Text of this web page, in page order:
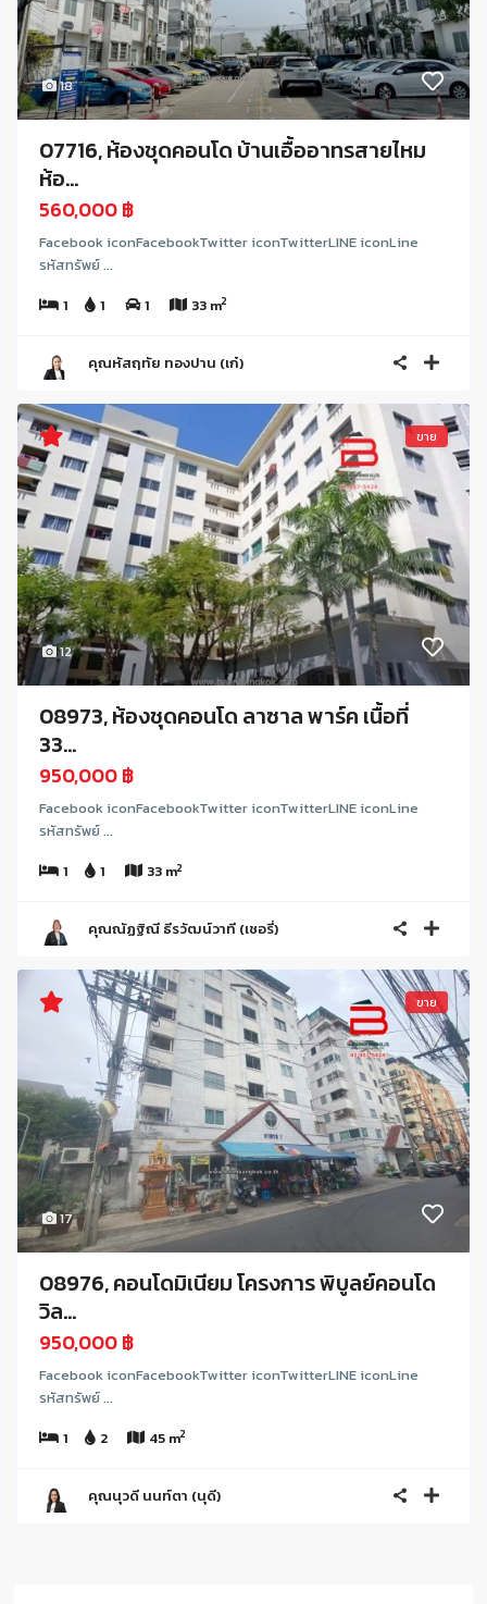
18
07716, ห้องชุดคอนโด บ้านเอื้ออาทรสายไหม
ห้อ...
560,000 ฿
Facebook iconFacebookTwitter iconTwitterLINE iconLine
รหัสทรัพย์ ...
1
1 1 33 m2
คุณหัสฤทัย ทองปาน (เก๋)
12
ขาย
08973, ห้องชุดคอนโด ลาซาล พาร์ค เนื้อที่
33...
950,000 ฿
Facebook iconFacebookTwitter iconTwitterLINE iconLine
รหัสทรัพย์ ...
1
1 33 m2
คุณณัฏฐิณี ธีรวัฒน์วาที (เชอรี่)
17
ขาย
08976, คอนโดมิเนียม โครงการ พิบูลย์คอนโด
วิล...
950,000 ฿
Facebook iconFacebookTwitter iconTwitterLINE iconLine
รหัสทรัพย์ ...
1
2 45 m2
คุณนุวดี นนท์ตา (นุดี)